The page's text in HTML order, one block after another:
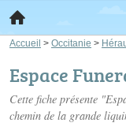
Accueil > Occitanie >
Espace
Cette fiche présente
chemin de la grande